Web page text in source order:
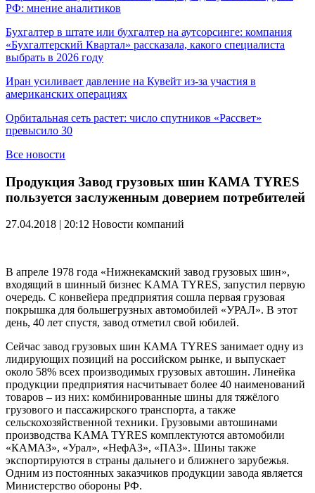
РФ: мнение аналитиков
Бухгалтер в штате или бухгалтер на аутсорсинге: компания
«Бухгалтерский Квартал» рассказала, какого специалиста
выбрать в 2026 году
Иран усиливает давление на Кувейт из-за участия в
американских операциях
Орбитальная сеть растет: число спутников «Рассвет»
превысило 30
Все новости
Продукция Завод грузовых шин КАМА TYRES
пользуется заслуженным доверием потребителей
27.04.2018 | 20:12 Новости компаний
В апреле 1978 года «Нижнекамский завод грузовых шин»,
входящий в шинный бизнес KAMA TYRES, запустил первую
очередь. С конвейера предприятия сошла первая грузовая
покрышка для большегрузных автомобилей «УРАЛ». В этот
день, 40 лет спустя, завод отметил свой юбилей.
Сейчас завод грузовых шин КАМА TYRES занимает одну из
лидирующих позиций на российском рынке, и выпускает
около 58% всех производимых грузовых автошин. Линейка
продукции предприятия насчитывает более 40 наименований
товаров – из них: комбинированные шины для тяжёлого
грузового и пассажирского транспорта, а также
сельскохозяйственной техники. Грузовыми автошинами
производства KAMA TYRES комплектуются автомобили
«КАМАЗ», «Урал», «НефАЗ», «ПАЗ». Шины также
экспортируются в страны дальнего и ближнего зарубежья.
Одним из постоянных заказчиков продукции завода является
Министерство обороны РФ.